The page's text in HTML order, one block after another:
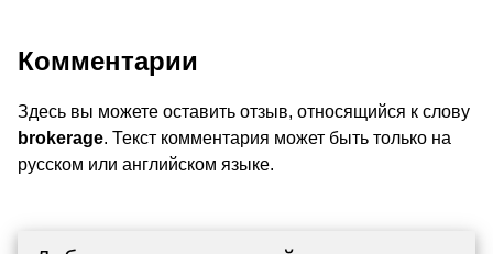
Комментарии
Здесь вы можете оставить отзыв, относящийся к слову
brokerage. Текст комментария может быть только на
русском или английском языке.